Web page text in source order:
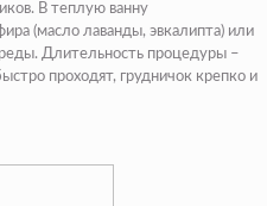
В теплую ванну
(масло лаванды, эвкалипта) или
Длительность процедуры –
проходят, грудничок крепко и